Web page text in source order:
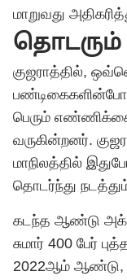
மாறுவது
குஜராத்தில்,
பெரும்
வருகின்றனர்.
மாநிலத்தில்
தொடர்ந்து
கடந்த ஆண்டு
சுமார் 400 பேர்
2022ஆம் ஆண்டு,